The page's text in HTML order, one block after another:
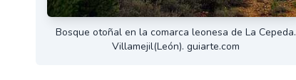
Bosque otoñal en la comarca leonesa de La Cepeda.
Villamejil(León). guiarte.com